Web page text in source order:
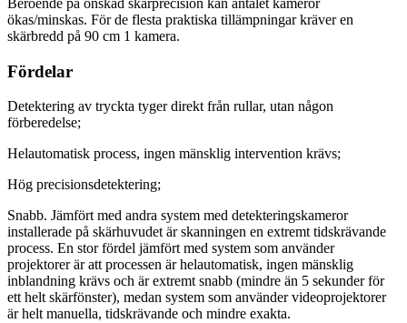
ökas/minskas. För de flesta praktiska tillämpningar kräver en
skärbredd på 90 cm 1 kamera.
Fördelar
Detektering av tryckta tyger direkt från rullar, utan någon
förberedelse;
Helautomatisk process, ingen mänsklig intervention krävs;
Hög precisionsdetektering;
Snabb. Jämfört med andra system med detekteringskameror
installerade på skärhuvudet är skanningen en extremt tidskrävande
process. En stor fördel jämfört med system som använder
projektorer är att processen är helautomatisk, ingen mänsklig
inblandning krävs och är extremt snabb (mindre än 5 sekunder för
ett helt skärfönster), medan system som använder videoprojektorer
är helt manuella, tidskrävande och mindre exakta.